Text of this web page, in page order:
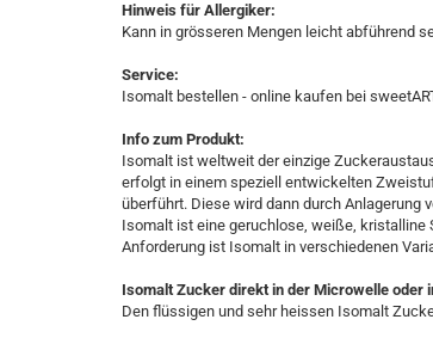
Hinweis für Allergiker:
Kann in grösseren Mengen leicht abführend
Service:
Isomalt bestellen - online kaufen bei
Info zum Produkt:
Isomalt ist weltweit der einzige
erfolgt in einem speziell entwickelten
überführt. Diese wird dann durch
Isomalt ist eine geruchlose, weiße, kristalline
Anforderung ist Isomalt in verschiedenen
Isomalt Zucker direkt in der Microwelle oder
Den flüssigen und sehr heissen Isomalt